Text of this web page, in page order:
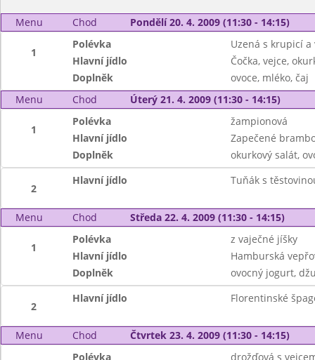
Menu Chod Pondělí 20. 4. 2009 (11:30 - 14:15)
1
Polévka
Uzená s krupicí a
Hlavní jídlo
Čočka, vejce,
Doplněk
ovoce, mléko, čaj
Menu
Chod Úterý 21. 4. 2009 (11:30 - 14:15)
1
Polévka
žampionová
Hlavní jídlo
Zapečené
Doplněk
okurkový salát,
2
Hlavní jídlo Tuňák s
Menu Chod Středa 22. 4. 2009 (11:30 - 14:15)
1
Polévka
z vaječné jíšky
Hlavní jídlo
Hamburská
Doplněk
ovocný jogurt,
2
Hlavní jídlo Florentinské
Menu Chod Čtvrtek 23. 4. 2009 (11:30 - 14:15)
Polévka drožďová s